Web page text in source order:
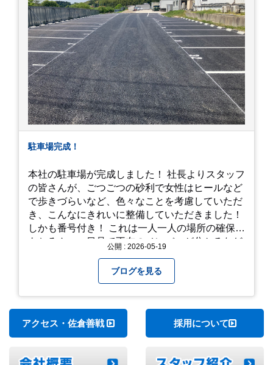
駐車場完成！
本社の駐車場が完成しました！ 社長よりスタッフ
の皆さんが、ごつごつの砂利で女性はヒールなど
で歩きづらいなど、色々なことを考慮していただ
き、こんなにきれいに整備していただきました！
しかも番号付き！ これは一人一人の場所の確保は
もちろん、一目見て不在のメンバーが分かるなど
は毎月「環境整備点検」を実施し、お客様や共に
働くスタッフの為、会社を皆で良くしていく取り
組みを実施しております！ 心一新！これからも努
力を重ねてまいります！
公開 : 2026-05-19
ブログを見る
アクセス・佐倉善戦 採用について